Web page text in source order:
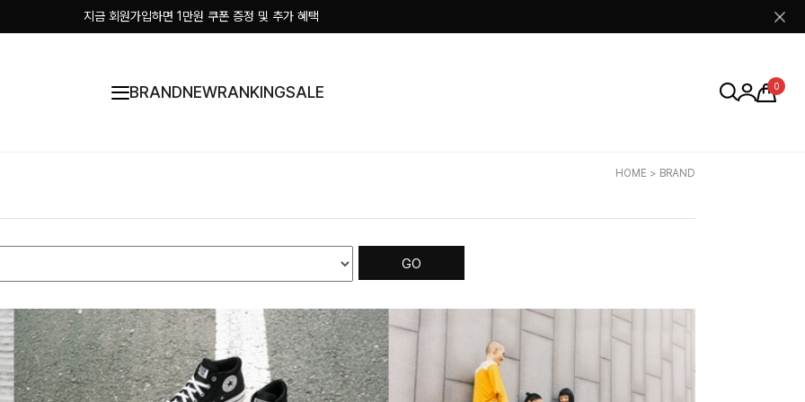
지금 회원가입하면 1만원 쿠폰 증정 및 추가 혜택
BRANDNEWRANKINGSALE 0
HOME > BRAND
GO